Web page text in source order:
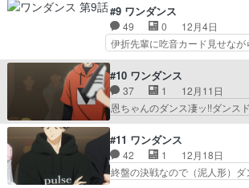
クサク進む。審査員… バスか
んと花木が鉢合わ… 前半なん
ない花木への上…
善したとは思えないけど見せ
変わって良い感じだ。ダンス
off帽子被ってるの笑ってし
ダンス回、やっぱり映像的…
ちがこいつとバトルし… ダン
を通じた高次の意思… アニメ
に恩ちゃんのダン…
#9 ワンダンス
49 0
12月4日
伊折先輩に吃音カード見せ
くらなんでもYU-KIすぎる
てる間、自然と自分の身体が
ものをかっこいいと思えるこ
キンバトル至上主義なのか
週金曜までで一番面白かっ
専門用語多かったな…サ… カ
人目にもおおっとなる… 伊折
伝わってるからね！…
#10 ワンダンス
37 1
12月11日
恩ちゃんのダンス凄ッ!!ダン
り寂れた感じに描いてあっ
ったけど名前違うし湾さんの
が湾田さんのこと、かなり意
って予選とか、ボトルスピ
さん可愛いね…NTRやんけ
#11 ワンダンス
42 1
12月18日
終盤の決戦なので（泥人形